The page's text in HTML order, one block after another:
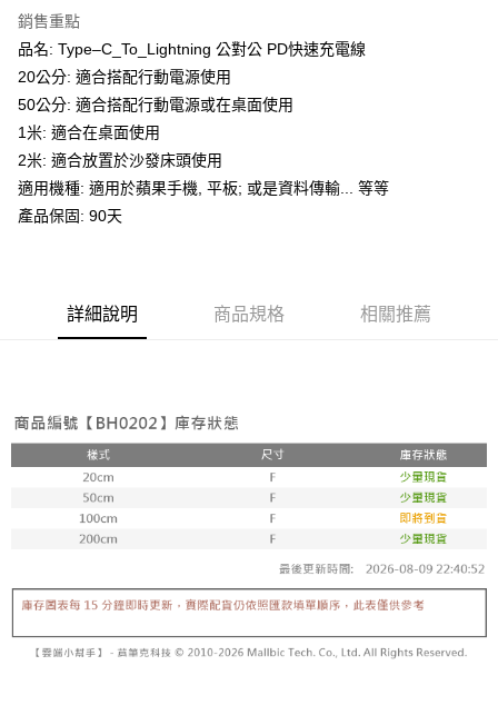
１．於結帳方式選擇「AFTEE先享後付」後，將跳轉至「AFTEE先享後付」
２．訂單成立數日內，您將收到繳費通知簡訊。
３．收到繳費通知簡訊後14天內，點擊此簡訊中的連結，可透過四大超商／
ATM／網路銀行／等多元方式進行付款，方視為交易完成。
※ 請注意：結帳手續完成當下不需立刻繳費，但若您需要取消訂單，請聯絡
購買商品的店家。未經商家同意取消之訂單仍視為有效，需透過AFTEE先享
後付繳納相關費用。
※ 交易是否成功請以「AFTEE先享後付 」之結帳頁面顯示為準，若有關於
是否繳費成功／繳費後需取消欲退款等相關疑問，請聯繫「AFTEE先享後付
客戶支援中心」https://netprotections.freshdesk.com/support/home
權轉讓予恩沛科技股份有限公司。
２．關於個人資料處理事宜，請瀏覽以下網址：
任。
時審查核予不同之上限額度；若仍有額度不足之情形，本公司將視審查結果
請求用戶進行身份認證。
５．嚴禁一人註冊多個帳號或使用他人資訊註冊。若發現惡意使用之情形，
恩沛科技股份有限公司將有權停止該用戶之使用額度並採取法律行動。
每筆NT$60，滿NT$499(含以上)免運費
7-11取貨(快速到店)
每筆NT$115
宅配
每筆NT$100，滿NT$799(含以上)免運費
銷售重點
品名: Type–C_To_Lightning 公對公 PD快速充電線
20公分: 適合搭配行動電源使用
50公分: 適合搭配行動電源或在桌面使用
1米: 適合在桌面使用
2米: 適合放置於沙發床頭使用
適用機種: 適用於蘋果手機, 平板; 或是資料傳輸... 等等
產品保固: 90天
詳細說明 商品規格 相關推薦